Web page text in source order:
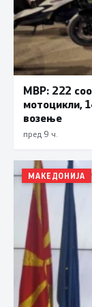
МВР: 222
мотоцикли,
возење
пред 9 ч.
МАКЕДОНИЈА